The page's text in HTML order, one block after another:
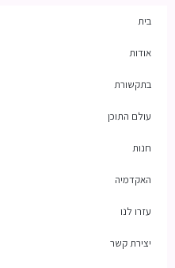
בית
אודות
בתקשורת
עולם התוכן
חנות
האקדמיה
עזרו לנו
יצירת קשר